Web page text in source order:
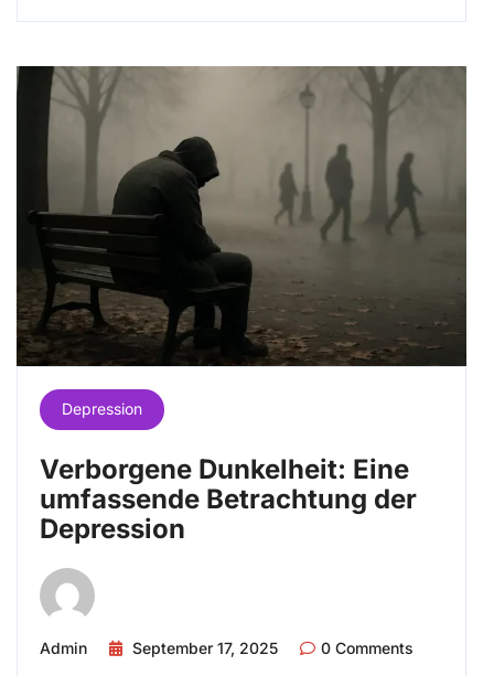
Depression
Verborgene Dunkelheit: Eine
umfassende Betrachtung der
Depression
Admin September 17, 2025 0 Comments